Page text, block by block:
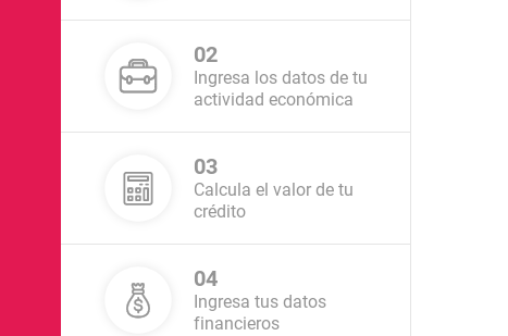
02
Ingresa los datos de tu
actividad económica
03
Calcula el valor de tu
crédito
04
Ingresa tus datos
financieros